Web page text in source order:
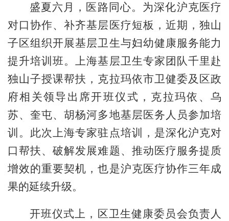
盛夏六月，医路同心。为深化沪克医疗
对口协作、补齐基层医疗短板，近期，独山
子区组织开展基层卫生与妇幼健康服务能力
提升培训班。上海基层卫生专家团队千里赴
独山子授课帮扶，克拉玛依市卫健委及区政
府相关领导出席开班仪式，克拉玛依、乌
苏、奎屯、胡杨河多地基层医务人员参加培
训。此次上海专家驻点培训，是深化沪克对
口帮扶、破解发展难题、推动医疗服务提质
增效的重要契机，也是沪克医疗协作三年成
果的延续升级。
开班仪式上，区卫生健康委员会负责人